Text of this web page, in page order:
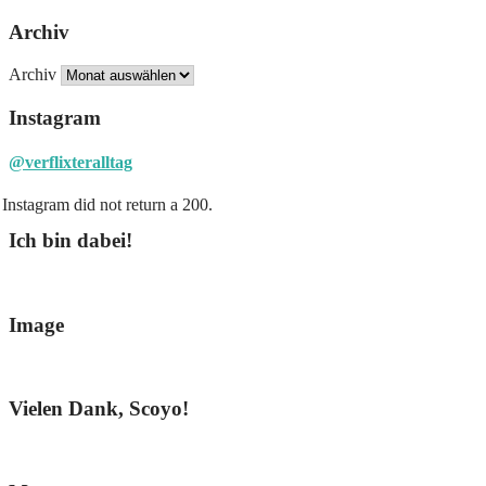
Archiv
Archiv
Instagram
@verflixteralltag
Instagram did not return a 200.
Ich bin dabei!
Image
Vielen Dank, Scoyo!